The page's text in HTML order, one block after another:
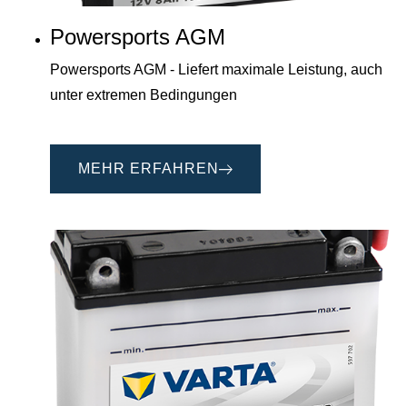
Powersports AGM
Powersports AGM - Liefert maximale Leistung, auch
unter extremen Bedingungen
MEHR ERFAHREN